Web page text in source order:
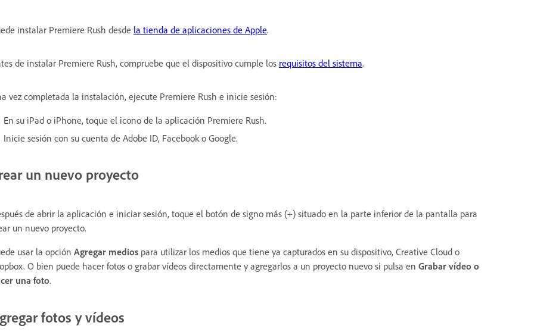
instalar Premiere Rush desde la tienda de aplicaciones de Apple.
de instalar Premiere Rush, compruebe que el dispositivo cumple los requisitos del sistema.
vez completada la instalación, ejecute Premiere Rush e inicie sesión:
En su iPad o iPhone, toque el icono de la aplicación Premiere Rush.
Inicie sesión con su cuenta de Adobe ID, Facebook o Google.
un nuevo proyecto
de abrir la aplicación e iniciar sesión, toque el botón de signo más (+) situado en la parte inferior de la pantalla para
un nuevo proyecto.
usar la opción Agregar medios para utilizar los medios que tiene ya capturados en su dispositivo, Creative Cloud o
O bien puede hacer fotos o grabar vídeos directamente y agregarlos a un proyecto nuevo si pulsa en Grabar vídeo o
una foto.
fotos y vídeos